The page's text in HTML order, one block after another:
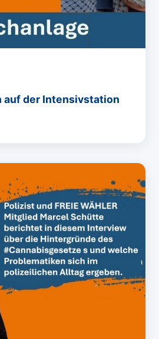
auf der Intensivstation